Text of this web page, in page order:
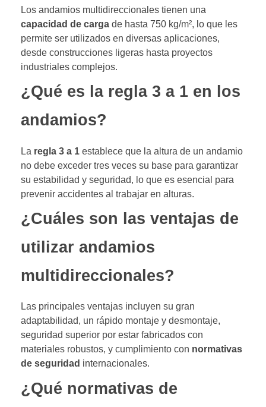
Los andamios multidireccionales tienen una
capacidad de carga de hasta 750 kg/m², lo que les
permite ser utilizados en diversas aplicaciones,
desde construcciones ligeras hasta proyectos
industriales complejos.
¿Qué es la regla 3 a 1 en los
andamios?
La regla 3 a 1 establece que la altura de un andamio
no debe exceder tres veces su base para garantizar
su estabilidad y seguridad, lo que es esencial para
prevenir accidentes al trabajar en alturas.
¿Cuáles son las ventajas de
utilizar andamios
multidireccionales?
Las principales ventajas incluyen su gran
adaptabilidad, un rápido montaje y desmontaje,
seguridad superior por estar fabricados con
materiales robustos, y cumplimiento con normativas
de seguridad internacionales.
¿Qué normativas de